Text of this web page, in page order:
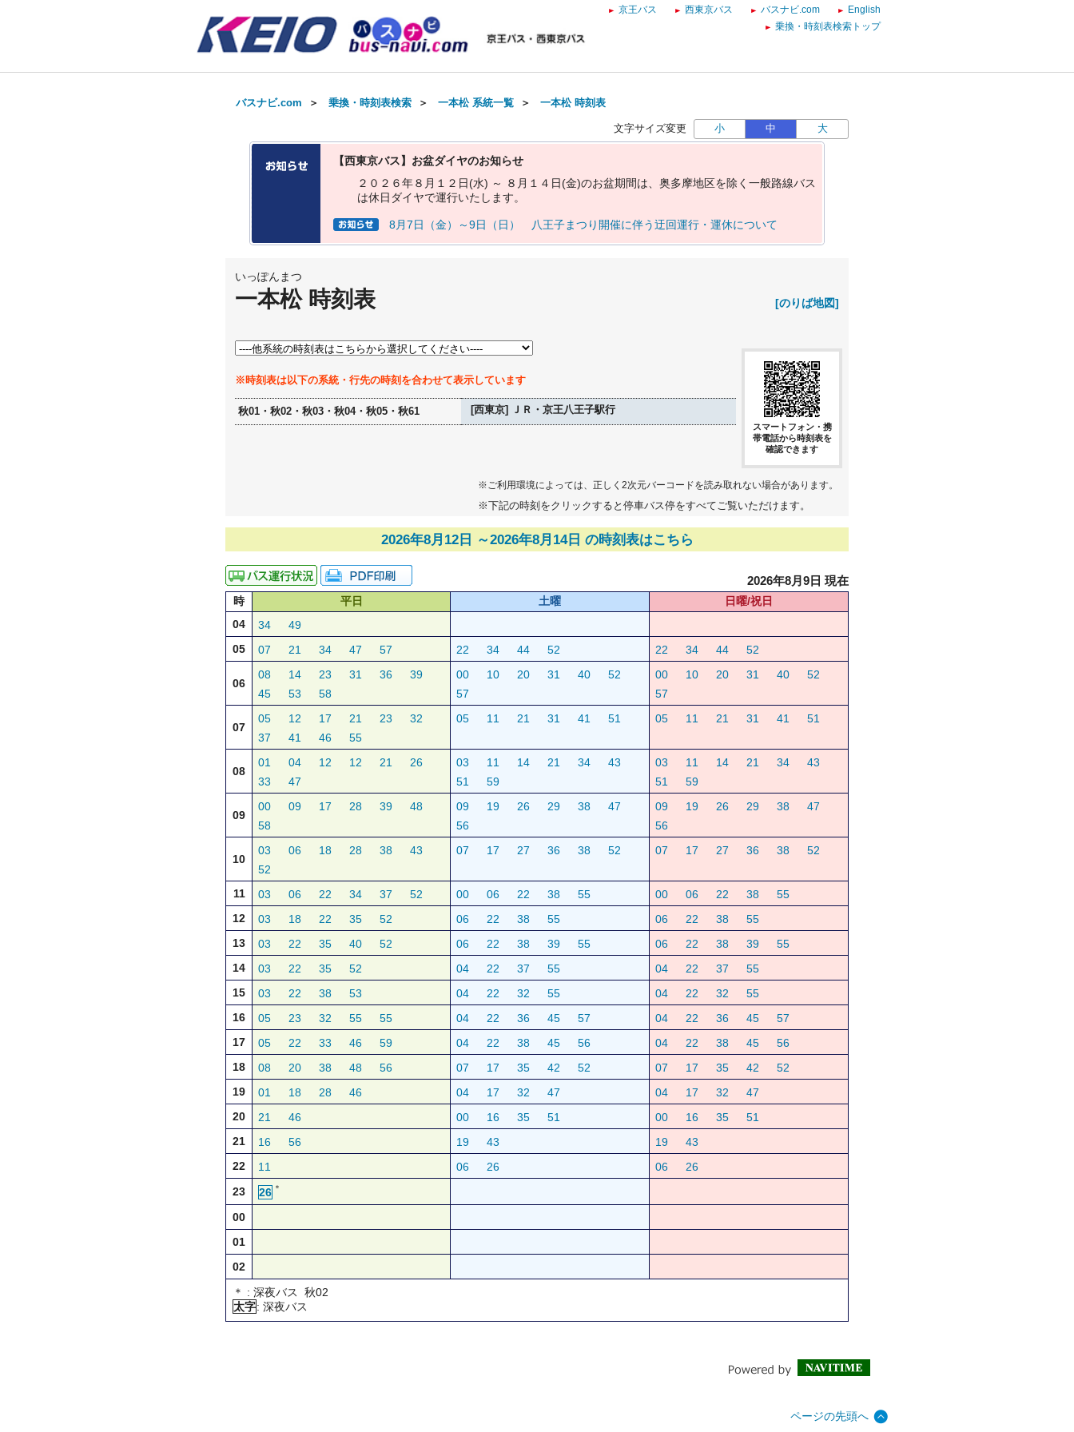
京王バス 西東京バス バスナビ.com
English
乗換・時刻表検索トップ
バスナビ.com ＞ 乗換・時刻表検索 ＞ 一本松 系統一覧 ＞ 一本松 時刻表
文字サイズ変更 小 中 大
【西東京バス】お盆ダイヤのお知らせ
２ ０ ２ ６年８ 月 １ ２ 日(水) ～ ８ 月 １ ４ 日(金)のお盆期間は 奥多摩地区を除 く 一般路線バス
は休日 ダイヤで運行いた し ます。
8月7日（金）～9日（日） 八王子まつり開催に伴う迂回運行・運休について
いっぽんまつ
一本松 時刻表 [のりば地図]
※時刻表は以下の系統・行先の時刻を合わせて表示しています
秋01・秋02・秋03・秋04・秋05・秋61 [西東京] ＪＲ・京王八王子駅行
スマートフォン・携
帯電話から時刻表を
確認できます
※ご利用環境によっては、正しく2次元バーコードを読み取れない場合があります。
※下記の時刻をクリックすると停車バス停をすべてご覧いただけます。
2026年8月12日 ～2026年8月14日 の時刻表はこちら
2026年8月9日 現在
時 平日 土曜
日曜/祝日
04
34
49
05
07 21 34 47 57 22 34 44 52 22 34 44 52
06
08 14 23 31 36
39
45
53 58
00 10 20 31 40
52
57
00 10 20 31 40
52
57
07
05 12 17 21 23
32
37
41 46 55
05 11 21 31 41 51 05 11 21 31 41 51
08
01 04 12 12 21
26
33
47
03 11 14 21 34
43
51
59
03 11 14 21 34
43
51
59
09
00 09 17 28 39
48
58
09 19 26 29 38
47
56
09 19 26 29 38
47
56
10
03 06 18 28 38
43
52
07 17 27 36 38 52 07 17 27 36 38 52
11 03 06 22 34 37 52 00 06 22 38 55 00 06 22 38
55
12
03 18 22 35 52 06 22 38 55 06 22 38
55
13
03 22 35 40 52 06 22 38 39 55 06 22 38 39
55
14
03 22 35 52 04 22 37 55 04 22 37
55
15
03 22 38 53 04 22 32 55 04 22 32
55
16
05 23 32 55 55 04 22 36 45 57 04 22 36 45
57
17
05 22 33 46 59 04 22 38 45 56 04 22 38 45
56
18
08 20 38 48 56 07 17 35 42 52 07 17 35 42
52
19
01 18 28 46 04 17 32 47 04 17 32
47
20
21 46 00 16 35 51 00 16 35
51
21
16 56 19 43 19
43
22
11 06 26 06
26
23
26 ＊
00
01
02
＊ : 深夜バス 秋02
太字: 深夜バス
ページの先頭へ